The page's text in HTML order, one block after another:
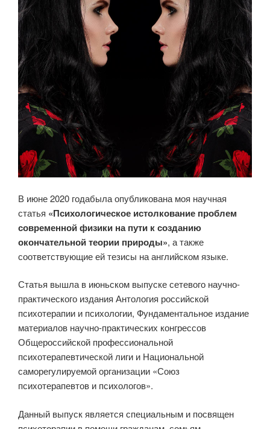
В июне 2020 годабыла опубликована моя научная
статья «Психологическое истолкование проблем
современной физики на пути к созданию
окончательной теории природы», а также
соответствующие ей тезисы на английском языке.
Статья вышла в июньском выпуске сетевого научно-
практического издания Антология российской
психотерапии и психологии, Фундаментальное издание
материалов научно-практических конгрессов
Общероссийской профессиональной
психотерапевтической лиги и Национальной
саморегулируемой организации «Союз
психотерапевтов и психологов».
Данный выпуск является специальным и посвящен